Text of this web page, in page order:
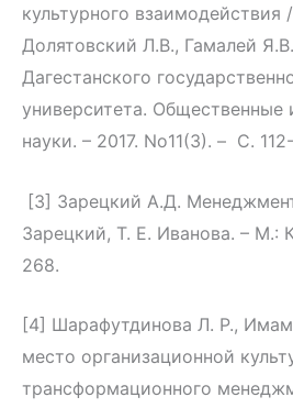
культурного взаимодействия
Долятовский Л.В., Гамалей
Дагестанского
университета. Общественные
науки. – 2017. No11(3). – С.
[3] Зарецкий А.Д.
Зарецкий, Т. Е. Иванова. – М.:
268.
[4] Шарафутдинова Л. Р.,
место организационной
трансформационного